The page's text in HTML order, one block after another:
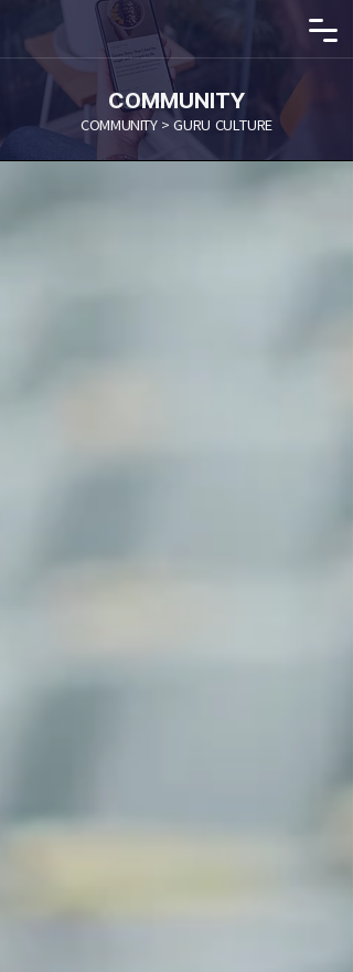
COMMUNITY
COMMUNITY > GURU CULTURE